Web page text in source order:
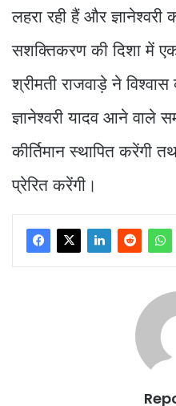
लहरा रही हैं और ज्ञानेश्वरी
सशक्तिकरण की दिशा में
श्रीमती राजवाड़े ने
ज्ञानेश्वरी यादव आने
कीर्तिमान स्थापित करेंगी
प्रेरित करेंगी।